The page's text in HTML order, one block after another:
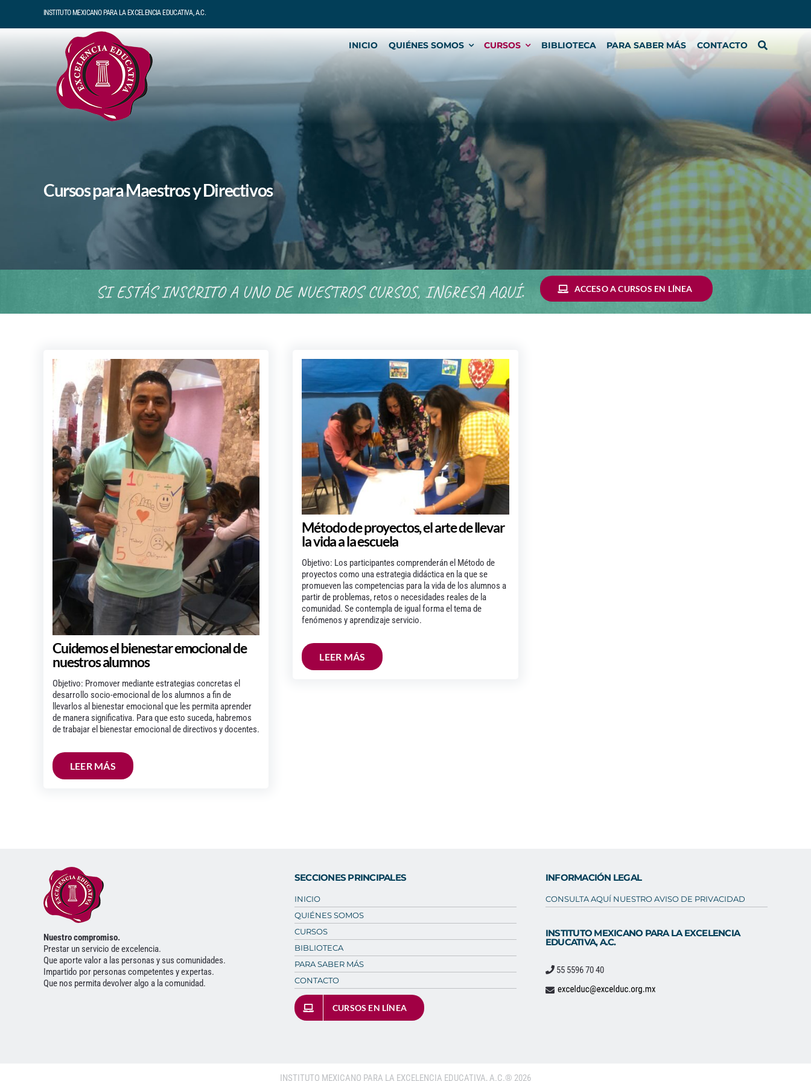
content
INSTITUTO MEXICANO PARA LA EXCELENCIA EDUCATIVA, A.C.
INICIO QUIÉNES SOMOS CURSOS BIBLIOTECA PARA SABER MÁS CONTACTO
Cursos para Maestros y Directivos
SI ESTÁS INSCRITO A UNO DE NUESTROS CURSOS, INGRESA AQUÍ. ACCESO A CURSOS EN LÍNEA
Cuidemos el bienestar emocional de
nuestros alumnos
Objetivo: Promover mediante estrategias concretas el
desarrollo socio-emocional de los alumnos a fin de
llevarlos al bienestar emocional que les permita aprender
de manera significativa. Para que esto suceda, habremos
de trabajar el bienestar emocional de directivos y docentes.
LEER MÁS
Método de proyectos, el arte de llevar
la vida a la escuela
Objetivo: Los participantes comprenderán el Método de
proyectos como una estrategia didáctica en la que se
promueven las competencias para la vida de los alumnos a
partir de problemas, retos o necesidades reales de la
comunidad. Se contempla de igual forma el tema de
fenómenos y aprendizaje servicio.
LEER MÁS
Nuestro compromiso.
Prestar un servicio de excelencia.
Que aporte valor a las personas y sus comunidades.
Impartido por personas competentes y expertas.
Que nos permita devolver algo a la comunidad.
SECCIONES PRINCIPALES
INICIO
QUIÉNES SOMOS
CURSOS
BIBLIOTECA
PARA SABER MÁS
CONTACTO
CURSOS EN LÍNEA
INFORMACIÓN LEGAL
CONSULTA AQUÍ NUESTRO AVISO DE PRIVACIDAD
INSTITUTO MEXICANO PARA LA EXCELENCIA
EDUCATIVA, A.C.
55 5596 70 40
INSTITUTO MEXICANO PARA LA EXCELENCIA EDUCATIVA, A.C.® 2026